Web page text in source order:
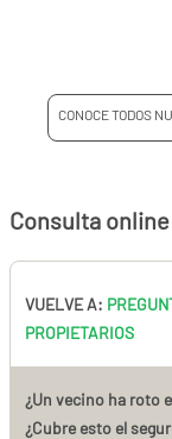
CONOCE TODOS
Consulta
VUELVE A:
PROPIETARIOS
¿Un vecino ha roto
¿Cubre esto el